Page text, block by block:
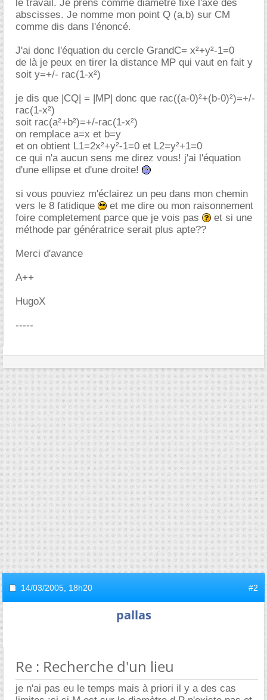
le travail. Je prens comme diamètre fixe l'axe des
abscisses. Je nomme mon point Q (a,b) sur CM
comme dis dans l'énoncé.
J'ai donc l'équation du cercle GrandC= x²+y²-1=0
de là je peux en tirer la distance MP qui vaut en fait y
soit y=+/- rac(1-x²)
je dis que |CQ| = |MP| donc que rac((a-0)²+(b-0)²)=+/-
rac(1-x²)
soit rac(a²+b²)=+/-rac(1-x²)
on remplace a=x et b=y
et on obtient L1=2x²+y²-1=0 et L2=y²+1=0
ce qui n'a aucun sens me direz vous! j'ai l'équation
d'une ellipse et d'une droite!
si vous pouviez m'éclairez un peu dans mon chemin
vers le 8 fatidique
et me dire ou mon raisonnement
foire completement parce que je vois pas
et si une
méthode par génératrice serait plus apte??
Merci d'avance
A++
HugoX
-----
14/03/2005, 18h20 #2
pallas
Re : Recherche d'un lieu
je n'ai pas eu le temps mais à priori il y a des cas